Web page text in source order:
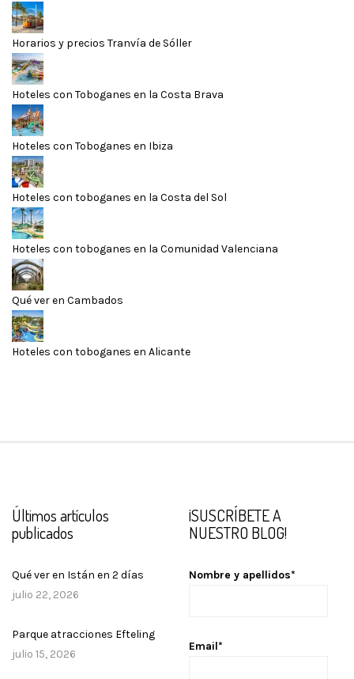
Horarios y precios Tranvía de Sóller
Hoteles con Toboganes en la Costa Brava
Hoteles con Toboganes en Ibiza
Hoteles con toboganes en la Costa del Sol
Hoteles con toboganes en la Comunidad Valenciana
Qué ver en Cambados
Hoteles con toboganes en Alicante
Últimos artículos
publicados
Qué ver en Istán en 2 días
julio 22, 2026
Parque atracciones Efteling
julio 15, 2026
¡SUSCRÍBETE A
NUESTRO BLOG!
Nombre y apellidos*
Email*